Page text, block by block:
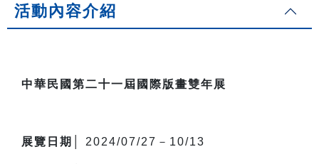
活動內容介紹
中華民國第二十一屆國際版畫雙年展
展覽日期 │ 2024/07/27－10/13